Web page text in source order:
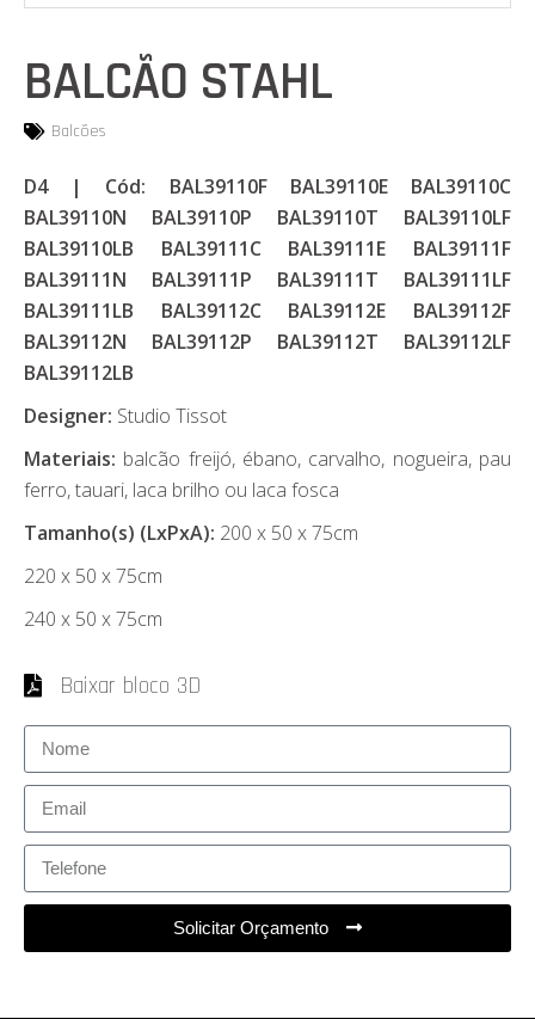
BALCÃO STAHL
Balcões
D4 | Cód: BAL39110F BAL39110E BAL39110C
BAL39110N BAL39110P BAL39110T BAL39110LF
BAL39110LB BAL39111C BAL39111E BAL39111F
BAL39111N BAL39111P BAL39111T BAL39111LF
BAL39111LB BAL39112C BAL39112E BAL39112F
BAL39112N BAL39112P BAL39112T BAL39112LF
BAL39112LB
Designer: Studio Tissot
Materiais: balcão freijó, ébano, carvalho, nogueira, pau
ferro, tauari, laca brilho ou laca fosca
Tamanho(s) (LxPxA): 200 x 50 x 75cm
220 x 50 x 75cm
240 x 50 x 75cm
Baixar bloco 3D
Solicitar Orçamento